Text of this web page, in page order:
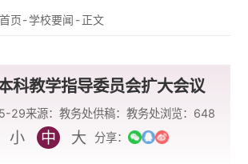
页-学校要闻 -正文
科教学指导委员会扩大会议
29来源：教务处供稿：教务处浏览： 648
小 中 大 分享：